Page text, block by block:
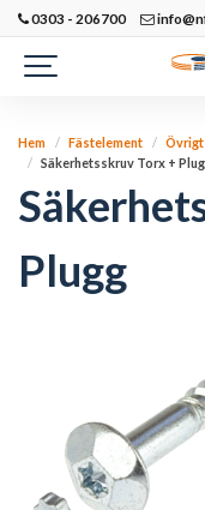
0303 - 206700
Hem Fästelement Övrigt
Säkerhetsskruv Torx +
Plugg